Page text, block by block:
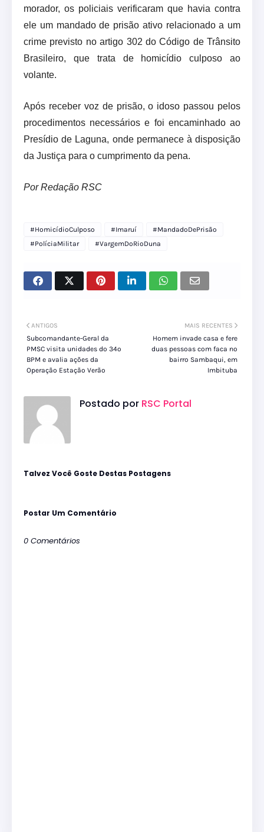
morador, os policiais verificaram que havia contra
ele um mandado de prisão ativo relacionado a um
crime previsto no artigo 302 do Código de Trânsito
Brasileiro, que trata de homicídio culposo ao
volante.
Após receber voz de prisão, o idoso passou pelos
procedimentos necessários e foi encaminhado ao
Presídio de Laguna, onde permanece à disposição
da Justiça para o cumprimento da pena.
Por Redação RSC
#HomicídioCulposo #Imaruí
#MandadoDePrisão
#PolíciaMilitar
#VargemDoRioDuna
MAIS RECENTES
Homem invade casa e fere
duas pessoas com faca no
bairro Sambaqui, em
Imbituba
ANTIGOS
Subcomandante-Geral da
PMSC visita unidades do 34º
BPM e avalia ações da
Operação Estação Verão
Postado por RSC Portal
Talvez Você Goste Destas Postagens
Postar Um Comentário
0 Comentários